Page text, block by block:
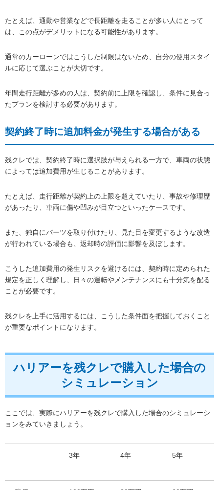
たとえば、通勤や営業などで長距離を走ることが多い人にとって
は、この点がデメリットになる可能性があります。
通常のカーローンではこうした制限はないため、自分の使用スタイ
ルに応じて選ぶことが大切です。
年間走行距離が多めの人は、契約前に上限を確認し、条件に見合っ
たプランを検討する必要があります。
契約終了時に追加料金が発生する場合がある
残クレでは、契約終了時に選択肢が与えられる一方で、車両の状態
によっては追加費用が生じることがあります。
たとえば、走行距離が契約上の上限を超えていたり、事故や修理歴
があったり、車両に傷や凹みが目立つといったケースです。
また、独自にパーツを取り付けたり、見た目を変更するような改造
が行われている場合も、返却時の評価に影響を及ぼします。
こうした追加費用の発生リスクを避けるには、契約時に定められた
規定を正しく理解し、日々の運転やメンテナンスにも十分気を配る
ことが必要です。
残クレを上手に活用するには、こうした条件面を把握しておくこと
が重要なポイントになります。
ハリアーを残クレで購入した場合の
シミュレーション
ここでは、実際にハリアーを残クレで購入した場合のシミュレーシ
ョンをみていきましょう。
3年 4年 5年